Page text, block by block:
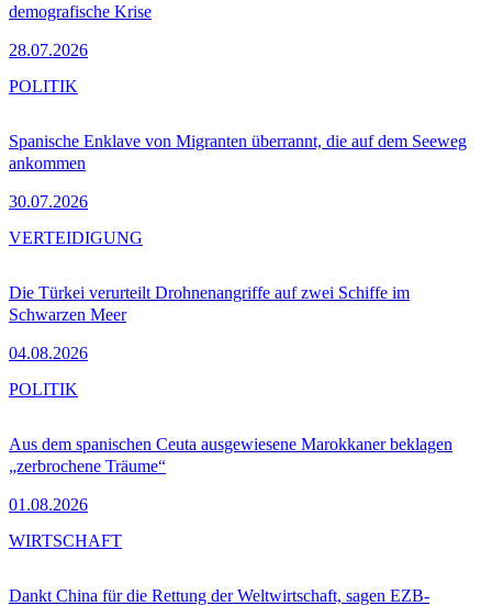
demografische Krise
28.07.2026
Spanische Enklave von Migranten überrannt, die auf dem Seeweg
ankommen
30.07.2026
POLITIK
Die Türkei verurteilt Drohnenangriffe auf zwei Schiffe im
Schwarzen Meer
04.08.2026
VERTEIDIGUNG
Aus dem spanischen Ceuta ausgewiesene Marokkaner beklagen
„zerbrochene Träume“
01.08.2026
POLITIK
Dankt China für die Rettung der Weltwirtschaft, sagen EZB-
WIRTSCHAFT